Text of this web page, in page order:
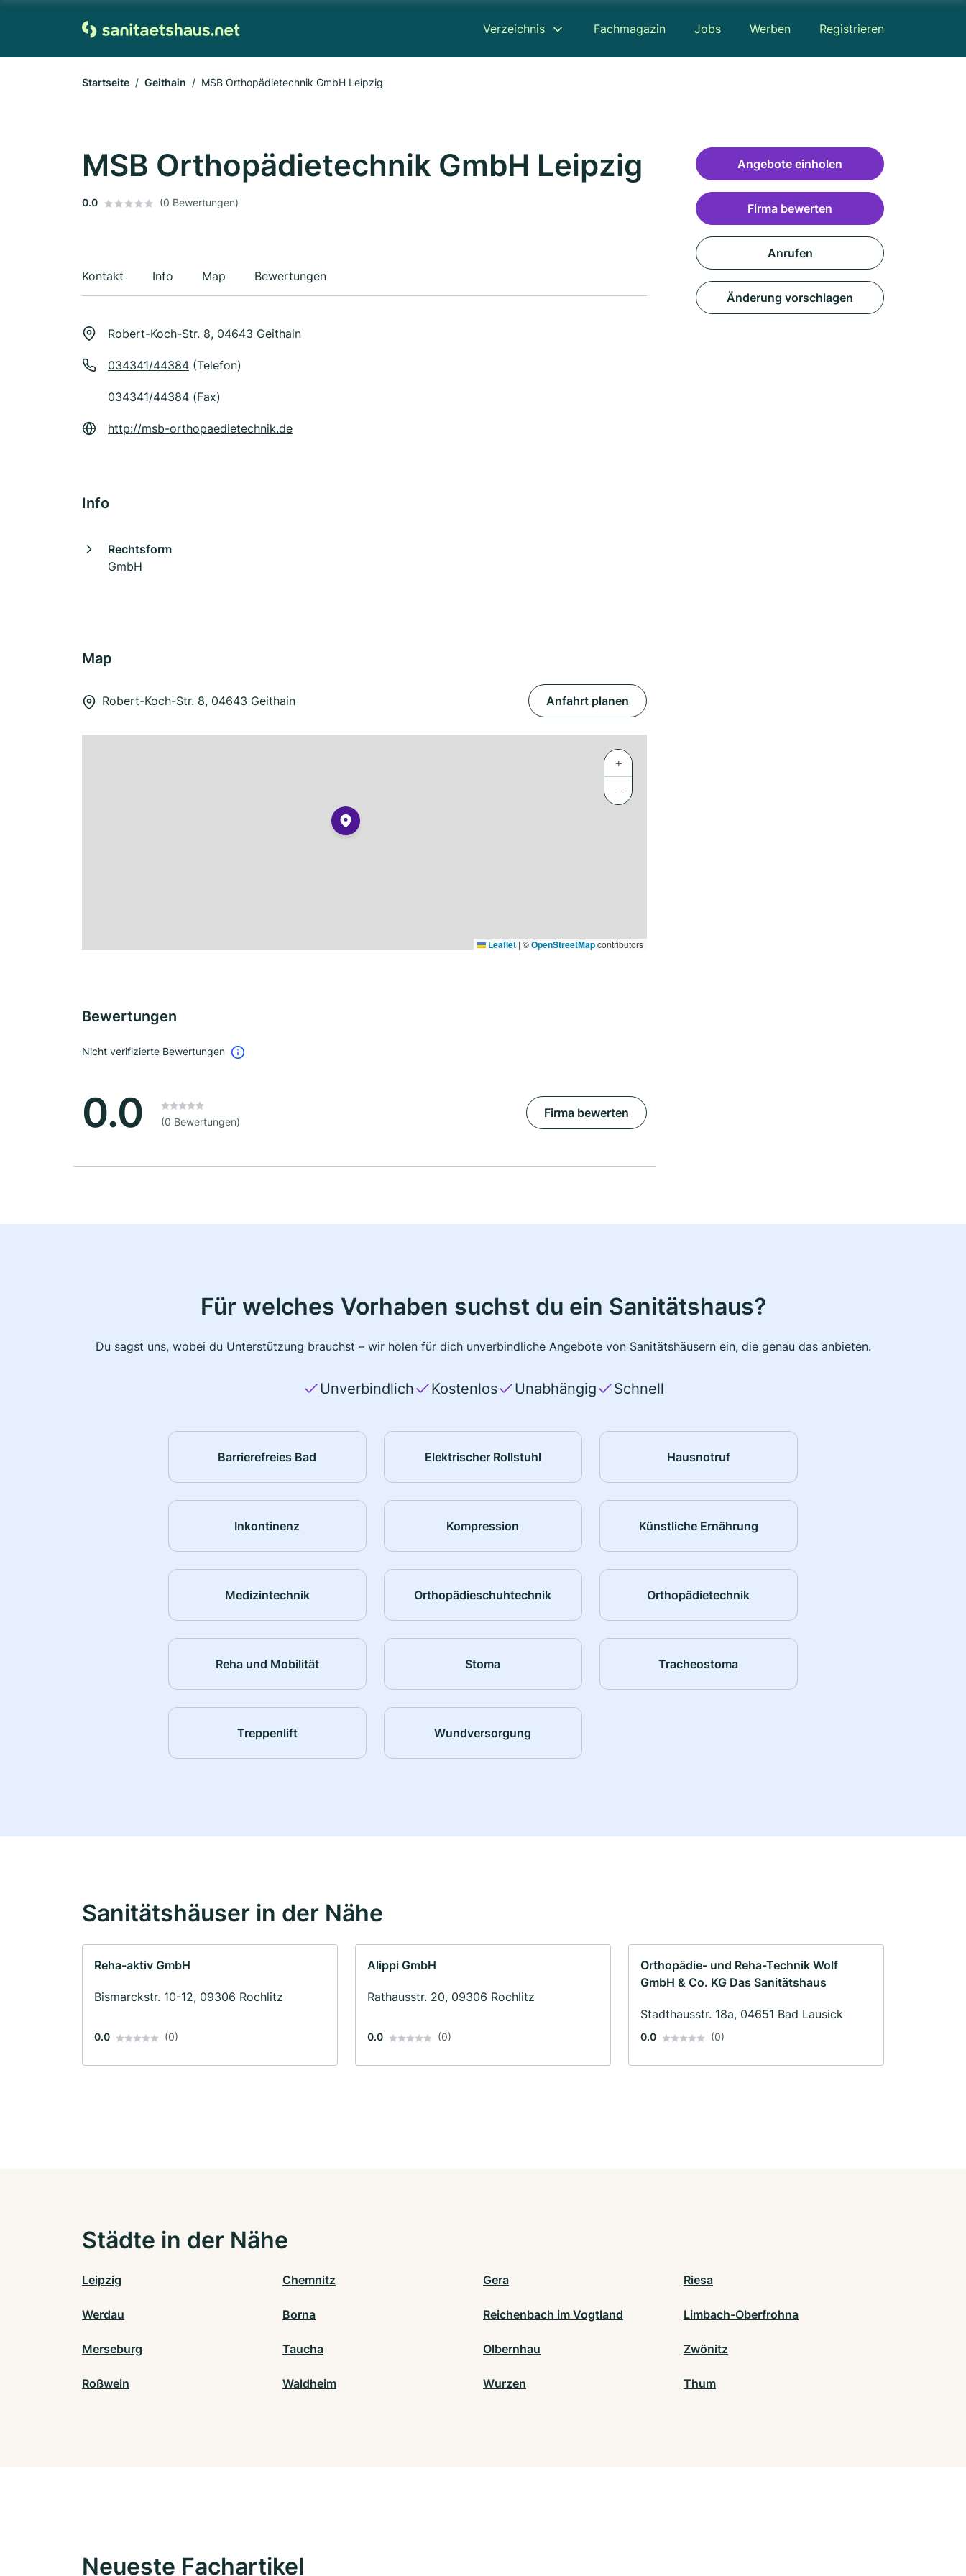
Verzeichnis Fachmagazin Jobs Werben Registrieren
Startseite Geithain MSB Orthopädietechnik GmbH Leipzig
MSB Orthopädietechnik GmbH Leipzig
0.0 (0 Bewertungen)
Kontakt Info Map Bewertungen
Robert-Koch-Str. 8, 04643 Geithain
034341/44384 (Telefon)
034341/44384 (Fax)
http://msb-orthopaedietechnik.de
Info
Rechtsform
GmbH
Map
Robert-Koch-Str. 8, 04643 Geithain Anfahrt planen
+
−
Leaflet | ©OpenStreetMapcontributors
Bewertungen
Nicht verifizierte Bewertungen
0.0 (0 Bewertungen)
Firma bewerten
Angebote einholen
Firma bewerten
Anrufen
Änderung vorschlagen
Für welches Vorhaben suchst du ein Sanitätshaus?
Du sagst uns, wobei du Unterstützung brauchst – wir holen für dich unverbindliche Angebote von Sanitätshäusern ein, die genau das anbieten.
Unverbindlich Kostenlos Unabhängig Schnell
Barrierefreies Bad Elektrischer Rollstuhl Hausnotruf
Inkontinenz Kompression Künstliche Ernährung
Medizintechnik Orthopädieschuhtechnik Orthopädietechnik
Reha und Mobilität Stoma Tracheostoma
Treppenlift Wundversorgung
Sanitätshäuser in der Nähe
Reha-aktiv GmbH
Bismarckstr. 10-12, 09306 Rochlitz
0.0 (0)
Alippi GmbH
Rathausstr. 20, 09306 Rochlitz
0.0 (0)
Orthopädie- und Reha-Technik Wolf
GmbH & Co. KG Das Sanitätshaus
Stadthausstr. 18a, 04651 Bad Lausick
0.0 (0)
Städte in der Nähe
Leipzig Chemnitz Gera Riesa
Werdau Borna Reichenbach im Vogtland Limbach-Oberfrohna
Merseburg Taucha Olbernhau Zwönitz
Roßwein Waldheim Wurzen Thum
Neueste Fachartikel